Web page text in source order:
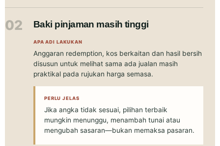
02 Baki pinjaman masih tinggi
APA ADI LAKUKAN
Anggaran redemption, kos berkaitan dan hasil bersih
disusun untuk melihat sama ada jualan masih
praktikal pada rujukan harga semasa.
PERLU JELAS
Jika angka tidak sesuai, pilihan terbaik
mungkin menunggu, menambah tunai atau
mengubah sasaran—bukan memaksa pasaran.